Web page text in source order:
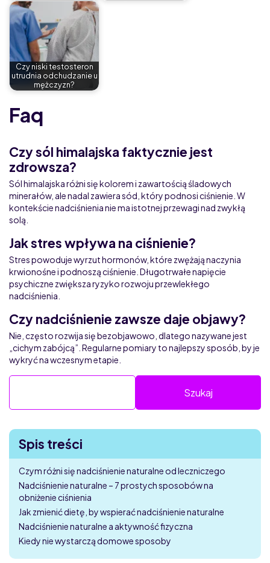
Czy niski testosteron
utrudnia odchudzanie u
mężczyzn?
Faq
Czy sól himalajska faktycznie jest
zdrowsza?
Sól himalajska różni się kolorem i zawartością śladowych
minerałów, ale nadal zawiera sód, który podnosi ciśnienie. W
kontekście nadciśnienia nie ma istotnej przewagi nad zwykłą
solą.
Jak stres wpływa na ciśnienie?
Stres powoduje wyrzut hormonów, które zwężają naczynia
krwionośne i podnoszą ciśnienie. Długotrwałe napięcie
psychiczne zwiększa ryzyko rozwoju przewlekłego
nadciśnienia.
Czy nadciśnienie zawsze daje objawy?
Nie, często rozwija się bezobjawowo, dlatego nazywane jest
„cichym zabójcą”. Regularne pomiary to najlepszy sposób, by je
wykryć na wczesnym etapie.
Spis treści
Czym różni się nadciśnienie naturalne od leczniczego
Nadciśnienie naturalne – 7 prostych sposobów na
obniżenie ciśnienia
Jak zmienić dietę, by wspierać nadciśnienie naturalne
Nadciśnienie naturalne a aktywność fizyczna
Kiedy nie wystarczą domowe sposoby